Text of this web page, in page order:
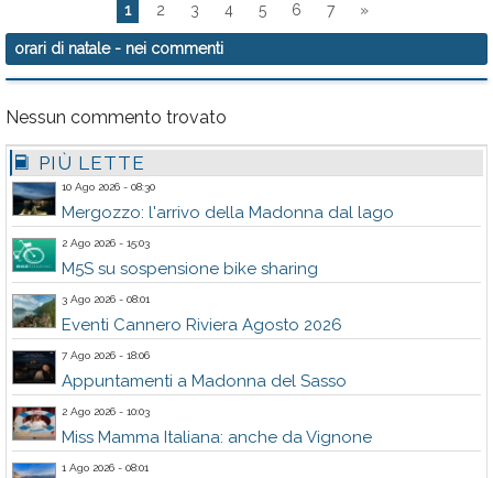
1 2 3 4 5 6 7 »
orari di natale- nei commenti
Nessun commento trovato
PIÙ LETTE
10 Ago 2026 - 08:30
Mergozzo: l'arrivo della Madonna dal lago
2 Ago 2026 - 15:03
M5S su sospensione bike sharing
3 Ago 2026 - 08:01
Eventi Cannero Riviera Agosto 2026
7 Ago 2026 - 18:06
Appuntamenti a Madonna del Sasso
2 Ago 2026 - 10:03
Miss Mamma Italiana: anche da Vignone
1 Ago 2026 - 08:01